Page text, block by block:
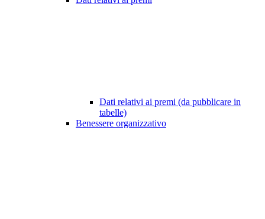
Dati relativi ai premi (da pubblicare in
tabelle)
Benessere organizzativo